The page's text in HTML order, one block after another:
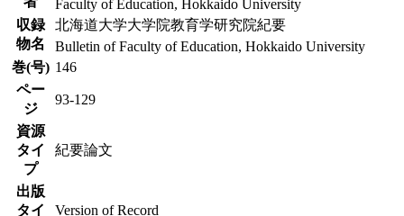
Faculty of Education, Hokkaido University
収録
物名
北海道大学大学院教育学研究院紀要
Bulletin of Faculty of Education, Hokkaido University
巻(号) 146
ペー
ジ
93-129
資源
タイ
プ
紀要論文
出版
タイ
Version of Record